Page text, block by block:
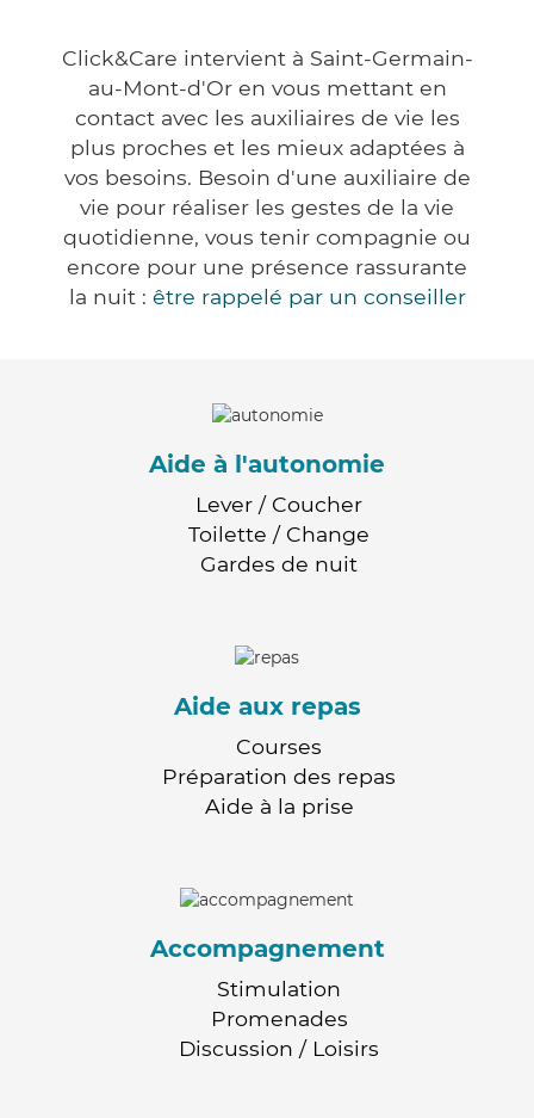
Click&Care intervient à Saint-Germain-
au-Mont-d'Or en vous mettant en
contact avec les auxiliaires de vie les
plus proches et les mieux adaptées à
vos besoins. Besoin d'une auxiliaire de
vie pour réaliser les gestes de la vie
quotidienne, vous tenir compagnie ou
encore pour une présence rassurante
la nuit : être rappelé par un conseiller
Aide à l'autonomie
Lever / Coucher
Toilette / Change
Gardes de nuit
Aide aux repas
Courses
Préparation des repas
Aide à la prise
Accompagnement
Stimulation
Promenades
Discussion / Loisirs